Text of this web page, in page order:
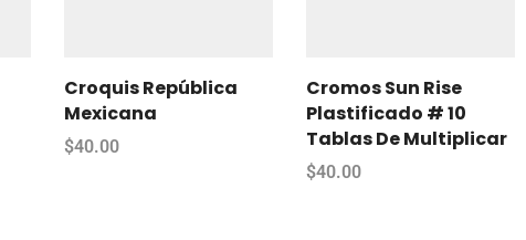
Croquis República
Mexicana
$40.00
Cromos Sun Rise
Plastificado # 10
Tablas De Multiplicar
$40.00